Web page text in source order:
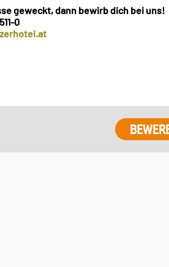
geweckt, dann bewirb dich bei uns!
0